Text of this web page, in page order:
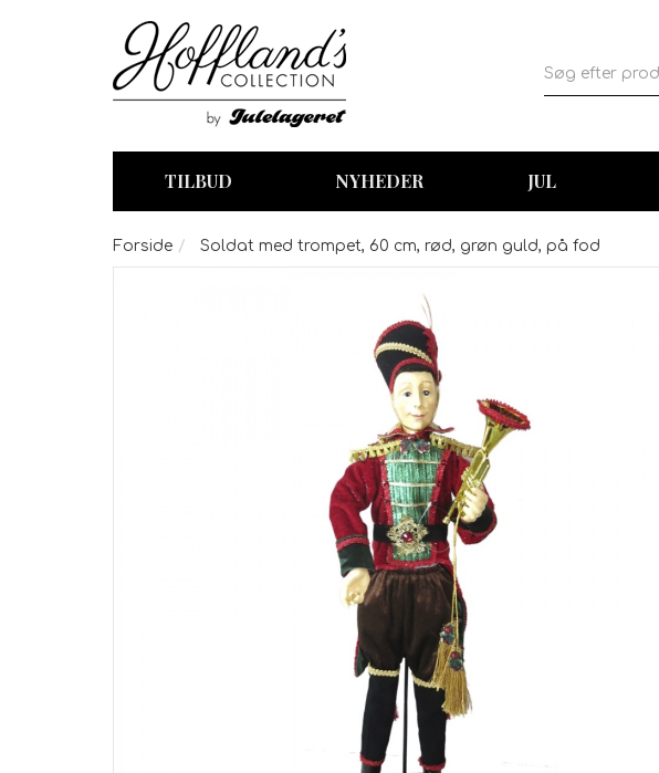
TILBUD NYHEDER JUL
Forside Soldat med trompet, 60 cm, rød, grøn guld, på fod